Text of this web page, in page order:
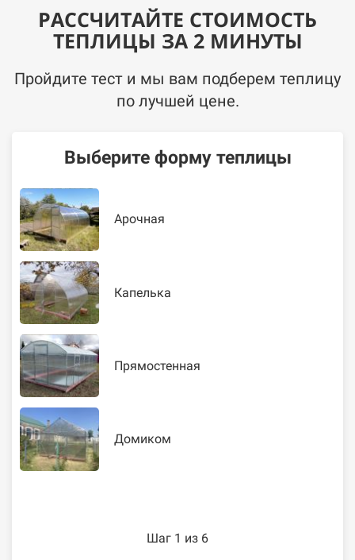
РАССЧИТАЙТЕ СТОИМОСТЬ
ТЕПЛИЦЫ ЗА 2 МИНУТЫ
Пройдите тест и мы вам подберем теплицу
по лучшей цене.
Выберите форму теплицы
Арочная
Капелька
Прямостенная
Домиком
Шаг 1 из 6